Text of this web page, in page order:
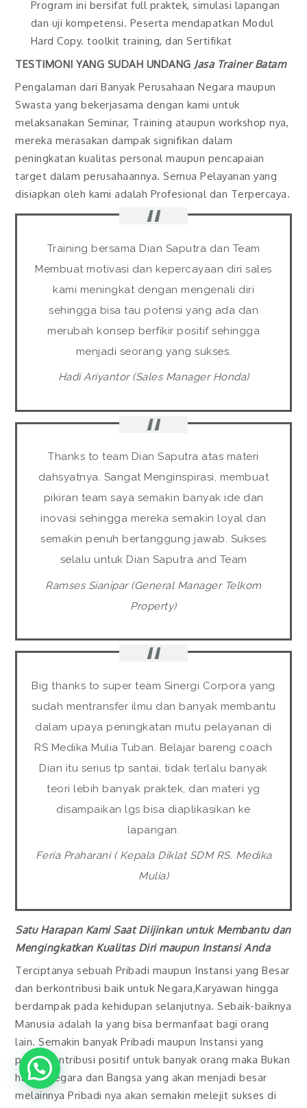
Program ini bersifat full praktek, simulasi lapangan
dan uji kompetensi. Peserta mendapatkan Modul
Hard Copy. toolkit training, dan Sertifikat
TESTIMONI YANG SUDAH UNDANG Jasa Trainer Batam
Pengalaman dari Banyak Perusahaan Negara maupun
Swasta yang bekerjasama dengan kami untuk
melaksanakan Seminar, Training ataupun workshop nya,
mereka merasakan dampak signifikan dalam
peningkatan kualitas personal maupun pencapaian
target dalam perusahaannya. Semua Pelayanan yang
disiapkan oleh kami adalah Profesional dan Terpercaya.
Training bersama Dian Saputra dan Team
Membuat motivasi dan kepercayaan diri sales
kami meningkat dengan mengenali diri
sehingga bisa tau potensi yang ada dan
merubah konsep berfikir positif sehingga
menjadi seorang yang sukses.
Hadi Ariyantor (Sales Manager Honda)
Thanks to team Dian Saputra atas materi
dahsyatnya. Sangat Menginspirasi, membuat
pikiran team saya semakin banyak ide dan
inovasi sehingga mereka semakin loyal dan
semakin penuh bertanggung jawab. Sukses
selalu untuk Dian Saputra and Team
Ramses Sianipar (General Manager Telkom
Property)
Big thanks to super team Sinergi Corpora yang
sudah mentransfer ilmu dan banyak membantu
dalam upaya peningkatan mutu pelayanan di
RS Medika Mulia Tuban. Belajar bareng coach
Dian itu serius tp santai, tidak terlalu banyak
teori lebih banyak praktek, dan materi yg
disampaikan lgs bisa diaplikasikan ke
lapangan.
Feria Praharani ( Kepala Diklat SDM RS. Medika
Mulia)
Satu Harapan Kami Saat Diijinkan untuk Membantu dan
Mengingkatkan Kualitas Diri maupun Instansi Anda
Terciptanya sebuah Pribadi maupun Instansi yang Besar
dan berkontribusi baik untuk Negara,Karyawan hingga
berdampak pada kehidupan selanjutnya. Sebaik-baiknya
Manusia adalah Ia yang bisa bermanfaat bagi orang
lain. Semakin banyak Pribadi maupun Instansi yang
punya kontribusi positif untuk banyak orang maka Bukan
hanya Negara dan Bangsa yang akan menjadi besar
melainnya Pribadi nya akan semakin melejit sukses di